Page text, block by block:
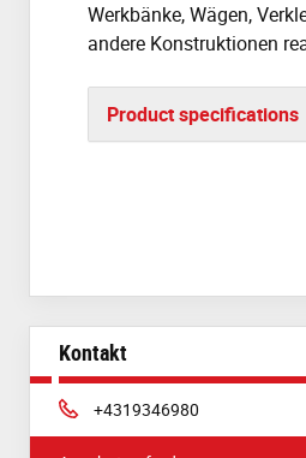
Werkbänke, Wägen,
andere Konstruktionen
Product specifications
Kontakt
Phone:
+4319346980